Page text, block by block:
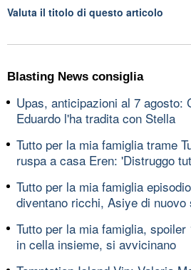
Valuta il titolo di questo articolo
Blasting News consiglia
Upas, anticipazioni al 7 agosto:
Eduardo l'ha tradita con Stella
Tutto per la mia famiglia trame
ruspa a casa Eren: 'Distruggo
Tutto per la mia famiglia
diventano ricchi, Asiye di nuovo
Tutto per la mia famiglia,
in cella insieme, si avvicinano